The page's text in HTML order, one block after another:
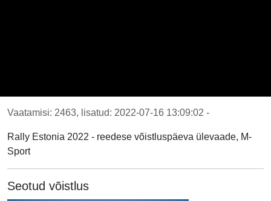
Vaatamisi: 2463, lisatud: 2022-07-16 13:09:02 -
Rally Estonia 2022 - reedese võistluspäeva ülevaade, M-
Sport
Seotud võistlus